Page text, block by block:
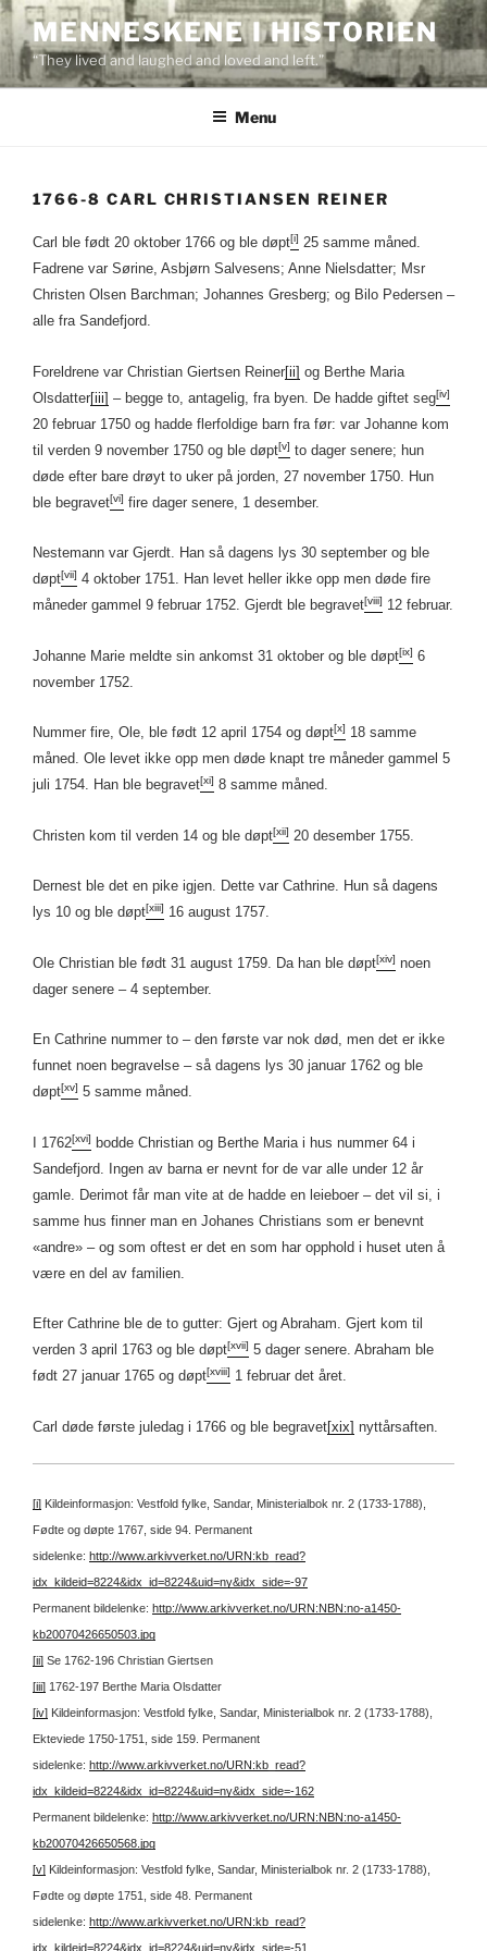
Skip
to
content
MENNESKENE I HISTORIEN
“They lived and laughed and loved and left.”
Menu
1766-8 CARL CHRISTIANSEN REINER
Carl ble født 20 oktober 1766 og ble døpt[i] 25 samme måned.
Fadrene var Sørine, Asbjørn Salvesens; Anne Nielsdatter; Msr
Christen Olsen Barchman; Johannes Gresberg; og Bilo Pedersen –
alle fra Sandefjord.
Foreldrene var Christian Giertsen Reiner[ii] og Berthe Maria
Olsdatter[iii] – begge to, antagelig, fra byen. De hadde giftet seg[iv]
20 februar 1750 og hadde flerfoldige barn fra før: var Johanne kom
til verden 9 november 1750 og ble døpt[v] to dager senere; hun
døde efter bare drøyt to uker på jorden, 27 november 1750. Hun
ble begravet[vi] fire dager senere, 1 desember.
Nestemann var Gjerdt. Han så dagens lys 30 september og ble
døpt[vii] 4 oktober 1751. Han levet heller ikke opp men døde fire
måneder gammel 9 februar 1752. Gjerdt ble begravet[viii] 12 februar.
Johanne Marie meldte sin ankomst 31 oktober og ble døpt[ix] 6
november 1752.
Nummer fire, Ole, ble født 12 april 1754 og døpt[x] 18 samme
måned. Ole levet ikke opp men døde knapt tre måneder gammel 5
juli 1754. Han ble begravet[xi] 8 samme måned.
Christen kom til verden 14 og ble døpt[xii] 20 desember 1755.
Dernest ble det en pike igjen. Dette var Cathrine. Hun så dagens
lys 10 og ble døpt[xiii] 16 august 1757.
Ole Christian ble født 31 august 1759. Da han ble døpt[xiv] noen
dager senere – 4 september.
En Cathrine nummer to – den første var nok død, men det er ikke
funnet noen begravelse – så dagens lys 30 januar 1762 og ble
døpt[xv] 5 samme måned.
I 1762[xvi] bodde Christian og Berthe Maria i hus nummer 64 i
Sandefjord. Ingen av barna er nevnt for de var alle under 12 år
gamle. Derimot får man vite at de hadde en leieboer – det vil si, i
samme hus finner man en Johanes Christians som er benevnt
«andre» – og som oftest er det en som har opphold i huset uten å
være en del av familien.
Efter Cathrine ble de to gutter: Gjert og Abraham. Gjert kom til
verden 3 april 1763 og ble døpt[xvii] 5 dager senere. Abraham ble
født 27 januar 1765 og døpt[xviii] 1 februar det året.
Carl døde første juledag i 1766 og ble begravet[xix] nyttårsaften.
[i] Kildeinformasjon: Vestfold fylke, Sandar, Ministerialbok nr. 2 (1733-1788),
Fødte og døpte 1767, side 94. Permanent
sidelenke: http://www.arkivverket.no/URN:kb_read?
idx_kildeid=8224&idx_id=8224&uid=ny&idx_side=-97
Permanent bildelenke: http://www.arkivverket.no/URN:NBN:no-a1450-
kb20070426650503.jpg
[ii] Se 1762-196 Christian Giertsen
[iii] 1762-197 Berthe Maria Olsdatter
[iv] Kildeinformasjon: Vestfold fylke, Sandar, Ministerialbok nr. 2 (1733-1788),
Ekteviede 1750-1751, side 159. Permanent
sidelenke: http://www.arkivverket.no/URN:kb_read?
idx_kildeid=8224&idx_id=8224&uid=ny&idx_side=-162
Permanent bildelenke: http://www.arkivverket.no/URN:NBN:no-a1450-
kb20070426650568.jpg
[v] Kildeinformasjon: Vestfold fylke, Sandar, Ministerialbok nr. 2 (1733-1788),
Fødte og døpte 1751, side 48. Permanent
sidelenke: http://www.arkivverket.no/URN:kb_read?
idx_kildeid=8224&idx_id=8224&uid=ny&idx_side=-51